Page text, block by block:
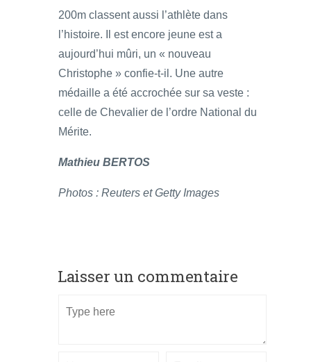
200m classent aussi l’athlète dans
l’histoire. Il est encore jeune est a
aujourd’hui mûri, un « nouveau
Christophe » confie-t-il. Une autre
médaille a été accrochée sur sa veste :
celle de Chevalier de l’ordre National du
Mérite.
Mathieu BERTOS
Photos : Reuters et Getty Images
Laisser un commentaire